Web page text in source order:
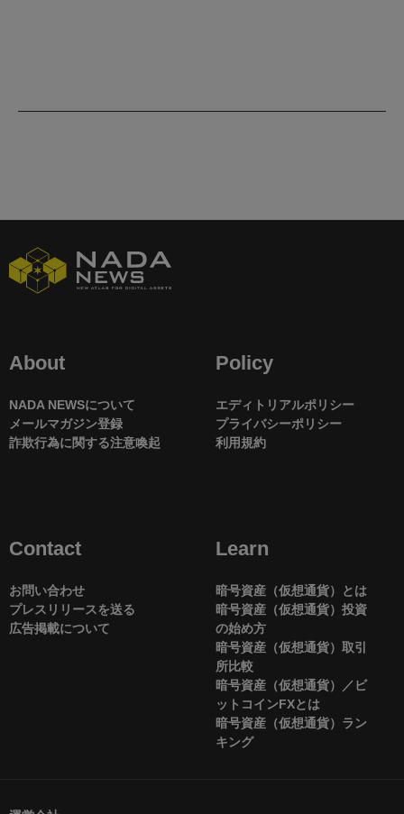
About
NADA NEWSについて
メールマガジン登録
詐欺行為に関する注意喚起
Policy
エディトリアルポリシー
プライバシーポリシー
利用規約
Contact
お問い合わせ
プレスリリースを送る
広告掲載について
Learn
暗号資産（仮想通貨）とは
暗号資産（仮想通貨）投資
の始め方
暗号資産（仮想通貨）取引
所比較
暗号資産（仮想通貨）／ビ
ットコインFXとは
暗号資産（仮想通貨）ラン
キング